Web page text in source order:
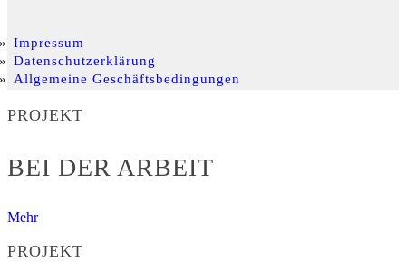
Impressum
Datenschutzerklärung
Allgemeine Geschäftsbedingungen
PROJEKT
BEI DER ARBEIT
Mehr
PROJEKT